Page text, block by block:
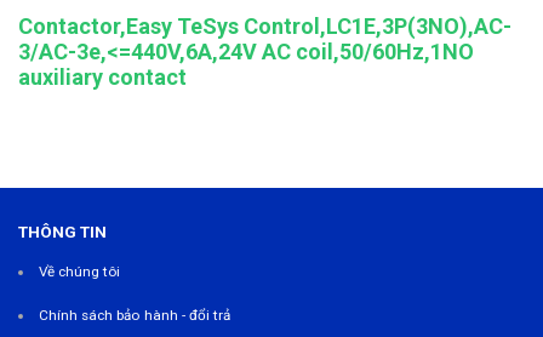
Contactor,Easy TeSys Control,LC1E,3P(3NO),AC-
3/AC-3e,<=440V,6A,24V AC coil,50/60Hz,1NO
auxiliary contact
THÔNG TIN
Về chúng tôi
Chính sách bảo hành - đổi trả